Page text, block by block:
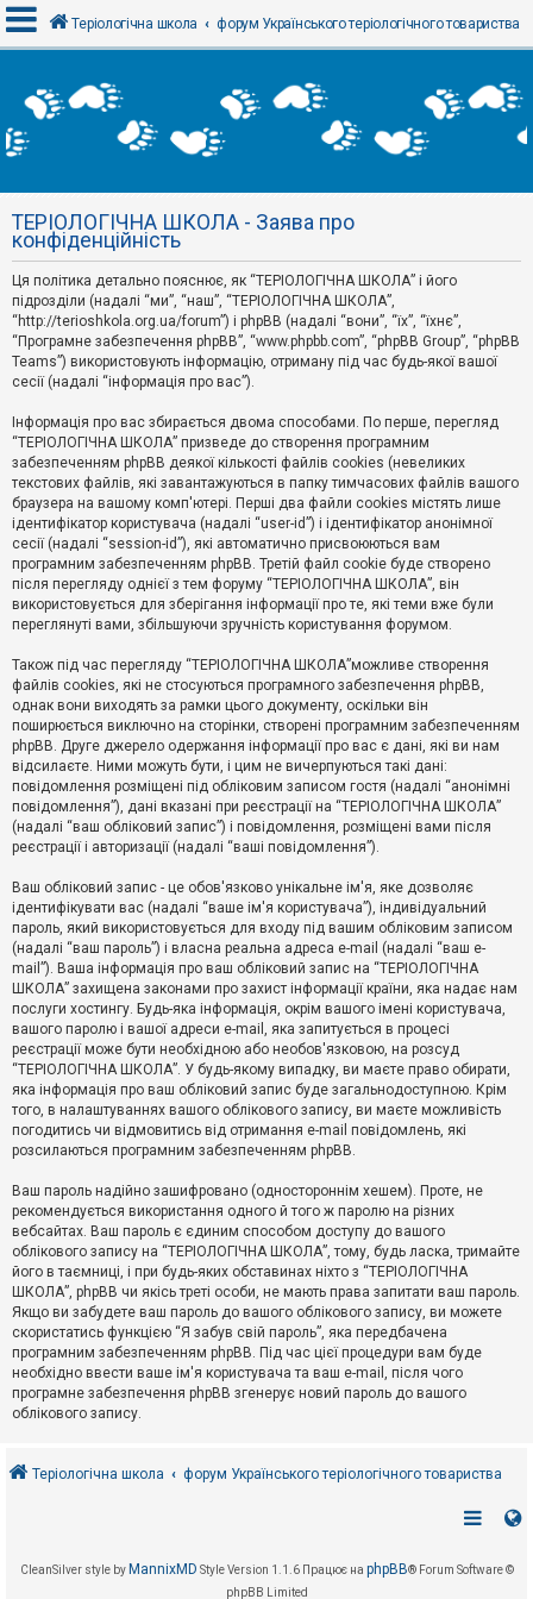
х
і
Р
е
с
т
р
а
ц
і
я
Т
е
м
и
б
е
з
в
і
д
о
і
д
е
й
А
т
и
в
е
м
и
П
о
ш
у
Д
о
м
о
г
Теріологічна школа форум Українського теріологічного товариства
ТЕРІОЛОГІЧНА ШКОЛА - Заява про
конфіденційність
Ця політика детально пояснює, як “ТЕРІОЛОГІЧНА ШКОЛА” і його
підрозділи (надалі “ми”, “наш”, “ТЕРІОЛОГІЧНА ШКОЛА”,
“http://terioshkola.org.ua/forum”) і phpBB (надалі “вони”, “їх”, “їхнє”,
“Програмне забезпечення phpBB”, “www.phpbb.com”, “phpBB Group”, “phpBB
Teams”) використовують інформацію, отриману під час будь-якої вашої
сесії (надалі “інформація про вас”).
Інформація про вас збирається двома способами. По перше, перегляд
“ТЕРІОЛОГІЧНА ШКОЛА” призведе до створення програмним
забезпеченням phpBB деякої кількості файлів cookies (невеликих
текстових файлів, які завантажуються в папку тимчасових файлів вашого
браузера на вашому комп'ютері. Перші два файли cookies містять лише
ідентифікатор користувача (надалі “user-id”) і ідентифікатор анонімної
сесії (надалі “session-id”), які автоматично присвоюються вам
програмним забезпеченням phpBB. Третій файл cookie буде створено
після перегляду однієї з тем форуму “ТЕРІОЛОГІЧНА ШКОЛА”, він
використовується для зберігання інформації про те, які теми вже були
переглянуті вами, збільшуючи зручність користування форумом.
Також під час перегляду “ТЕРІОЛОГІЧНА ШКОЛА”можливе створення
файлів cookies, які не стосуються програмного забезпечення phpBB,
однак вони виходять за рамки цього документу, оскільки він
поширюється виключно на сторінки, створені програмним забезпеченням
phpBB. Друге джерело одержання інформації про вас є дані, які ви нам
відсилаєте. Ними можуть бути, і цим не вичерпуються такі дані:
повідомлення розміщені під обліковим записом гостя (надалі “анонімні
повідомлення”), дані вказані при реєстрації на “ТЕРІОЛОГІЧНА ШКОЛА”
(надалі “ваш обліковий запис”) і повідомлення, розміщені вами після
реєстрації і авторизації (надалі “ваші повідомлення”).
Ваш обліковий запис - це обов'язково унікальне ім'я, яке дозволяє
ідентифікувати вас (надалі “ваше ім'я користувача”), індивідуальний
пароль, який використовується для входу під вашим обліковим записом
(надалі “ваш пароль”) і власна реальна адреса e-mail (надалі “ваш e-
mail”). Ваша інформація про ваш обліковий запис на “ТЕРІОЛОГІЧНА
ШКОЛА” захищена законами про захист інформації країни, яка надає нам
послуги хостингу. Будь-яка інформація, окрім вашого імені користувача,
вашого паролю і вашої адреси e-mail, яка запитується в процесі
реєстрації може бути необхідною або необов'язковою, на розсуд
“ТЕРІОЛОГІЧНА ШКОЛА”. У будь-якому випадку, ви маєте право обирати,
яка інформація про ваш обліковий запис буде загальнодоступною. Крім
того, в налаштуваннях вашого облікового запису, ви маєте можливість
погодитись чи відмовитись від отримання e-mail повідомлень, які
розсилаються програмним забезпеченням phpBB.
Ваш пароль надійно зашифровано (одностороннім хешем). Проте, не
рекомендується використання одного й того ж паролю на різних
вебсайтах. Ваш пароль є єдиним способом доступу до вашого
облікового запису на “ТЕРІОЛОГІЧНА ШКОЛА”, тому, будь ласка, тримайте
його в таємниці, і при будь-яких обставинах ніхто з “ТЕРІОЛОГІЧНА
ШКОЛА”, phpBB чи якісь треті особи, не мають права запитати ваш пароль.
Якщо ви забудете ваш пароль до вашого облікового запису, ви можете
скористатись функцією “Я забув свій пароль”, яка передбачена
програмним забезпеченням phpBB. Під час цієї процедури вам буде
необхідно ввести ваше ім'я користувача та ваш e-mail, після чого
програмне забезпечення phpBB згенерує новий пароль до вашого
облікового запису.
Теріологічна школа форум Українського теріологічного товариства
CleanSilver style by MannixMD Style Version 1.1.6 Працює на phpBB® Forum Software ©
phpBB Limited